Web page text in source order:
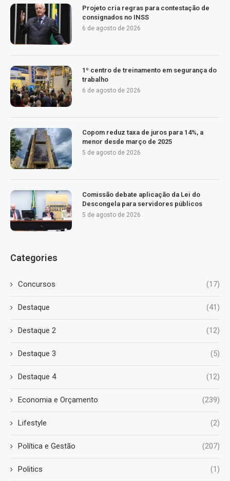
Projeto cria regras para contestação de
consignados no INSS
6 de agosto de 2026
1º centro de treinamento em segurança do
trabalho
6 de agosto de 2026
Copom reduz taxa de juros para 14%, a
menor desde março de 2025
5 de agosto de 2026
Comissão debate aplicação da Lei do
Descongela para servidores públicos
5 de agosto de 2026
Categories
Concursos (17)
Destaque (41)
Destaque 2 (12)
Destaque 3 (5)
Destaque 4 (12)
Economia e Orçamento (239)
Lifestyle (2)
Política e Gestão (207)
Politics (1)